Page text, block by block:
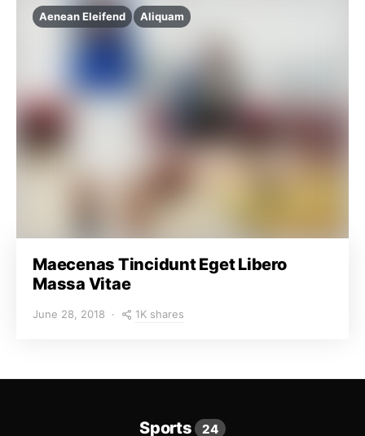
Aenean Eleifend Aliquam
Maecenas Tincidunt Eget Libero
Massa Vitae
June 28, 2018 1K shares
Sports 24